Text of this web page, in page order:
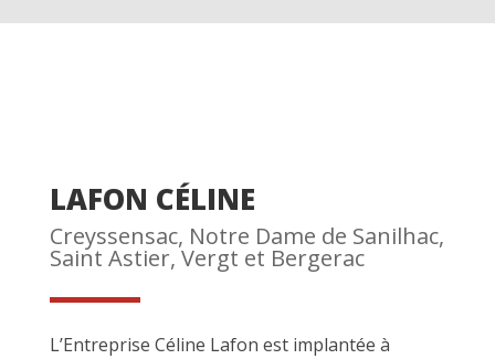
LAFON CÉLINE
Creyssensac, Notre Dame de Sanilhac,
Saint Astier, Vergt et Bergerac
L’Entreprise Céline Lafon est implantée à